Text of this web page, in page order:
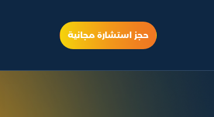
حجز استشارة مجانية